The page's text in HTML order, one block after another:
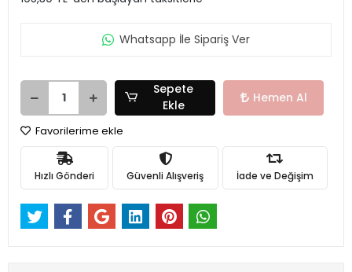
Whatsapp İle Sipariş Ver
Sepete
Ekle
Hemen Al
Favorilerime ekle
Hızlı Gönderi Güvenli Alışveriş İade ve Değişim